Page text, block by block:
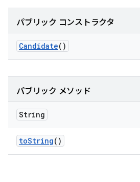
パブリック コンストラクタ
Candidate()
パブリック メソッド
String
toString()